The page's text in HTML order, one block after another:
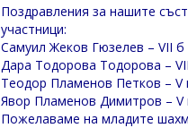
Поздравления за нашите
участници:
Самуил Жеков Гюзелев – VII б
Дара Тодорова Тодорова –
Теодор Пламенов Петков – V
Явор Пламенов Димитров – V
Пожелаваме на младите